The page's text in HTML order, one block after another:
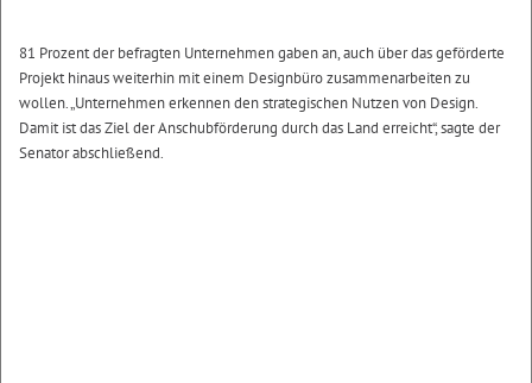
81 Prozent der befragten Unternehmen gaben an, auch über das geförderte
Projekt hinaus weiterhin mit einem Designbüro zusammenarbeiten zu
wollen. „Unternehmen erkennen den strategischen Nutzen von Design.
Damit ist das Ziel der Anschubförderung durch das Land erreicht“, sagte der
Senator abschließend.